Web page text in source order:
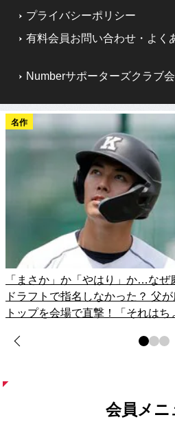
プライバシーポリシー
有料会員お問い合わせ・よく
Numberサポーターズクラブ
名作
「まさか」か「やはり」か…なぜ
ドラフトで指名しなかった？ 父
トップを会場で直撃！「それはち
会員メニ